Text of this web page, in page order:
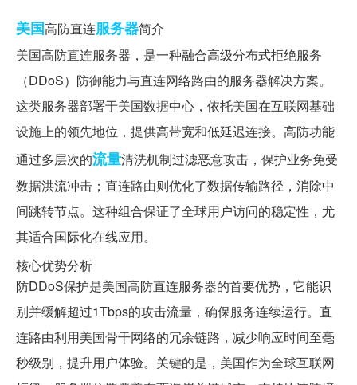
美国高防直连服务器简介
美国高防直连服务器，是一种融合高级分布式拒绝服务
（DDoS）防御能力与直连网络路由的服务器解决方案。
这类服务器部署于美国数据中心，依托美国在互联网基础
设施上的领先地位，提供高带宽和低延迟连接。高防功能
通过多层次的流量清洗机制过滤恶意攻击，保护业务免受
数据洪流冲击；直连路由则优化了数据传输路径，消除中
间跳转节点。这种组合保证了全球用户访问的稳定性，尤
其适合国际化在线应用。
核心优势分析
防DDoS保护是美国高防直连服务器的首要优势，它能识
别并缓解超过1Tbps的攻击流量，确保服务连续运行。直
连路由利用美国骨干网络的冗余链路，减少响应时间至毫
秒级别，提升用户体验。关键的是，美国作为全球互联网